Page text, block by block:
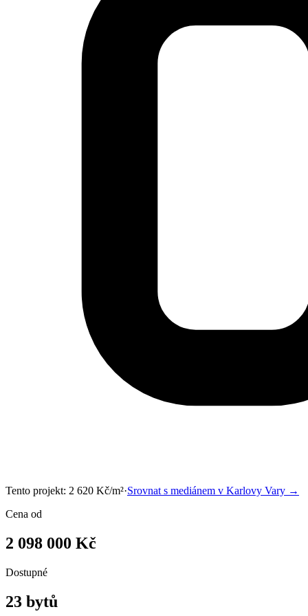
Tento projekt: 2 620 Kč/m²·Srovnat s mediánem v Karlovy Vary →
Cena od
2 098 000 Kč
Dostupné
23 bytů